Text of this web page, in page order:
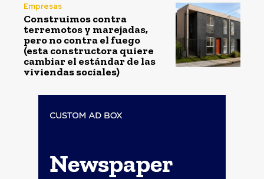
Empresas
Construimos contra
terremotos y marejadas,
pero no contra el fuego
(esta constructora quiere
cambiar el estándar de las
viviendas sociales)